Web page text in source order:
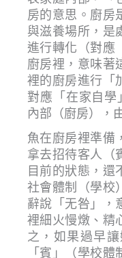
房的意思。廚房
與滋養場所，是
進行轉化（對應
廚房裡，意味著
裡的廚房進行「
對應「在家自
內部（廚房），
魚在廚房裡準備
拿去招待客人（
目前的狀態，還
社會體制（學校
辭說「无咎」，
裡細火慢燉、精
之，如果過早
「賓」（學校